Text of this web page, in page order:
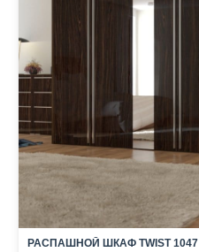
РАСПАШНОЙ ШКАФ TWIST 1047